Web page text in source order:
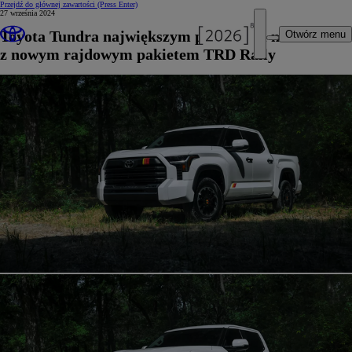
Przejdź do głównej zawartości (Press Enter)
Otwórz menu
27 września 2024
Toyota Tundra największym pick-upem marki
z nowym rajdowym pakietem TRD Rally